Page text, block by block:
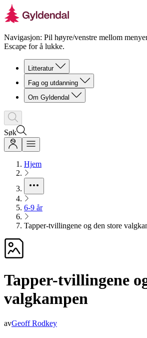
Navigasjon: Pil høyre/venstre mellom
Escape for å lukke.
Litteratur
Fag og utdanning
Om Gyldendal
Søk
Hjem
6-9 år
Tapper-tvillingene og den store
Tapper-tvillingene
valgkampen
avGeoff Rodkey